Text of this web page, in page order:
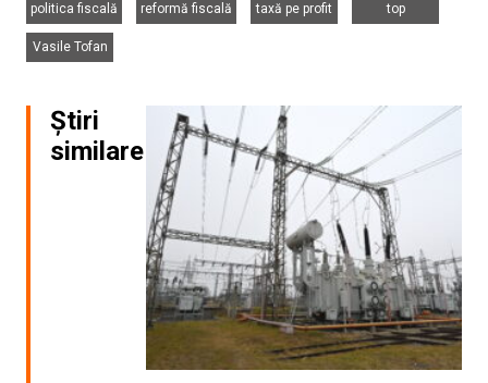
politica fiscală
reformă fiscală
taxă pe profit
top
Vasile Tofan
Știri
similare